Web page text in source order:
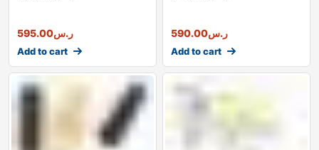
ر.س595.00
Add to cart
ر.س590.00
Add to cart